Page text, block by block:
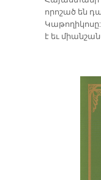
որոշած են
է եւ